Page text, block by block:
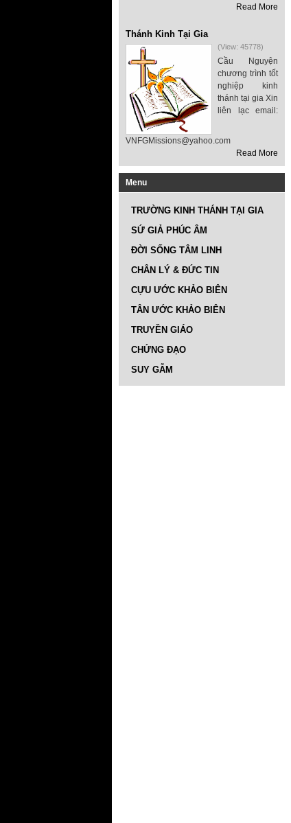
Read More
Thánh Kinh Tại Gia
(View: 45778)
Cầu Nguyện
chương trình tốt
nghiệp kinh
thánh tại gia Xin
liên lạc email:
VNFGMissions@yahoo.com
Read More
Menu
TRƯỜNG KINH THÁNH TẠI GIA
SỨ GIẢ PHÚC ÂM
ĐỜI SỐNG TÂM LINH
CHÂN LÝ & ĐỨC TIN
CỰU ƯỚC KHẢO BIÊN
TÂN ƯỚC KHẢO BIÊN
TRUYỀN GIÁO
CHỨNG ĐẠO
SUY GẪM